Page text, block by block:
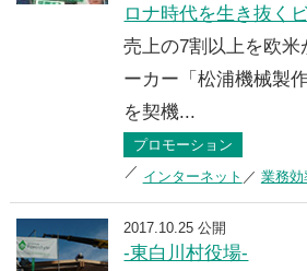
ロナ時代を生き抜く
売上の7割以上を欧米
ーカー「松浦機械製
を契機...
プロモーション
インターネット
業務効
2017.10.25 公開
-東白川村役場-